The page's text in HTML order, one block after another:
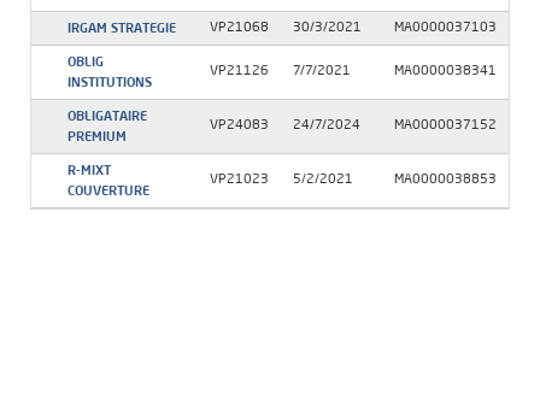
IRGAM STRATEGIE VP21068 30/3/2021 MA0000037103
OBLIG
INSTITUTIONS
VP21126 7/7/2021 MA0000038341
OBLIGATAIRE
PREMIUM
VP24083 24/7/2024 MA0000037152
R-MIXT
COUVERTURE
VP21023 5/2/2021 MA0000038853